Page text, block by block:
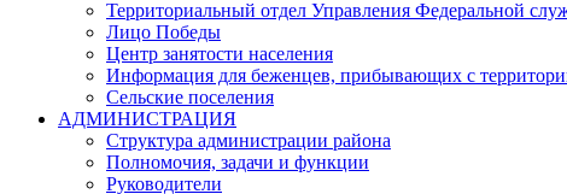
Территориальный отдел Управления Федеральной
Лицо Победы
Центр занятости населения
Информация для беженцев, прибывающих с
Сельские поселения
АДМИНИСТРАЦИЯ
Структура администрации района
Полномочия, задачи и функции
Руководители